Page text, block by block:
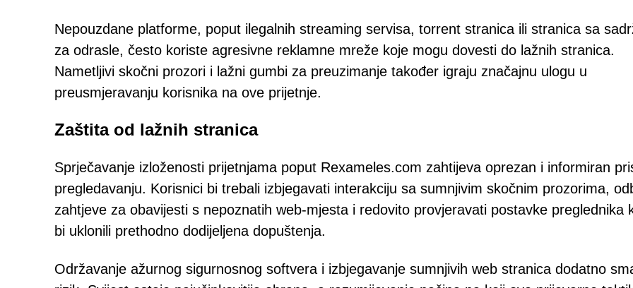
Nepouzdane platforme, poput ilegalnih streaming servisa, torrent stranica ili stranica sa
za odrasle, često koriste agresivne reklamne mreže koje mogu dovesti do lažnih stranica.
Nametljivi skočni prozori i lažni gumbi za preuzimanje također igraju značajnu ulogu u
preusmjeravanju korisnika na ove prijetnje.
Zaštita od lažnih stranica
Sprječavanje izloženosti prijetnjama poput Rexameles.com zahtijeva oprezan i informiran
pregledavanju. Korisnici bi trebali izbjegavati interakciju sa sumnjivim skočnim prozorima,
zahtjeve za obavijesti s nepoznatih web-mjesta i redovito provjeravati postavke preglednika
bi uklonili prethodno dodijeljena dopuštenja.
Održavanje ažurnog sigurnosnog softvera i izbjegavanje sumnjivih web stranica dodatno